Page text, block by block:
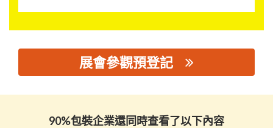
展會參觀預登記
90%包裝企業還同時查看了以下內容